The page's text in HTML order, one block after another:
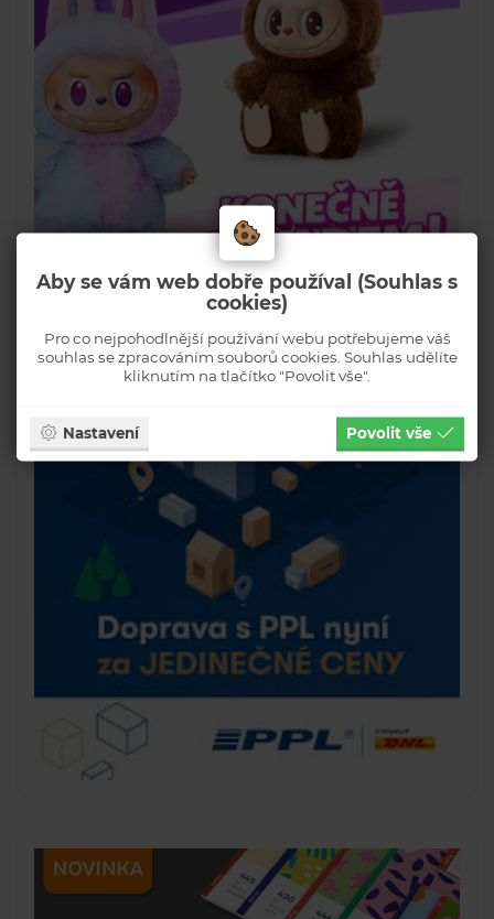
Aby se vám web dobře používal (Souhlas s
cookies)
Pro co nejpohodlnější používání webu potřebujeme váš
souhlas se zpracováním souborů cookies. Souhlas udělíte
kliknutím na tlačítko "Povolit vše".
Nastavení Povolit vše